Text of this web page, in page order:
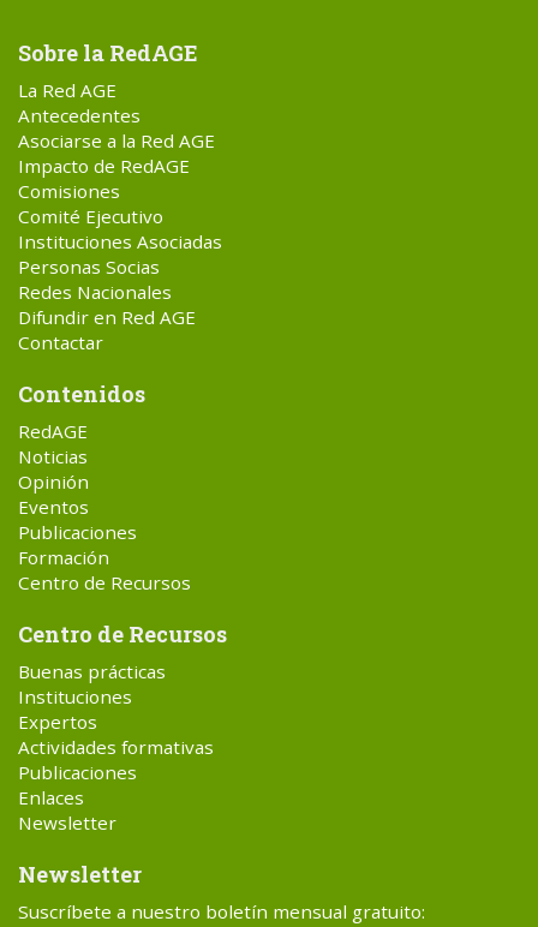
Sobre la RedAGE
La Red AGE
Antecedentes
Asociarse a la Red AGE
Impacto de RedAGE
Comisiones
Comité Ejecutivo
Instituciones Asociadas
Personas Socias
Redes Nacionales
Difundir en Red AGE
Contactar
Contenidos
RedAGE
Noticias
Opinión
Eventos
Publicaciones
Formación
Centro de Recursos
Centro de Recursos
Buenas prácticas
Instituciones
Expertos
Actividades formativas
Publicaciones
Enlaces
Newsletter
Newsletter
Suscríbete a nuestro boletín mensual gratuito: